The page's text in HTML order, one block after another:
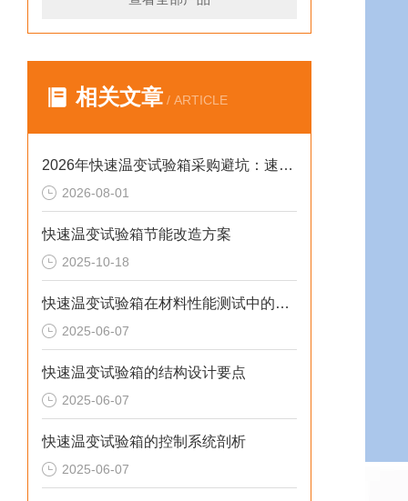
相关文章 / ARTICLE
2026年快速温变试验箱采购避坑：速率、工况与合规选型逻辑
2026-08-01
快速温变试验箱节能改造方案
2025-10-18
快速温变试验箱在材料性能测试中的重要作用
2025-06-07
快速温变试验箱的结构设计要点
2025-06-07
快速温变试验箱的控制系统剖析
2025-06-07